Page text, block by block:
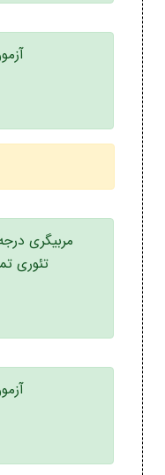
مربیگری
تئوری